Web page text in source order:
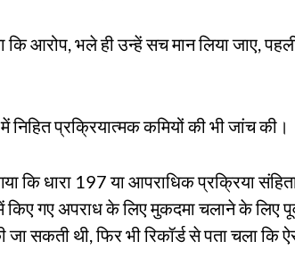
कि आरोप, भले ही उन्हें सच मान लिया जाए,
निहित प्रक्रियात्मक कमियों की भी जांच की।
कि धारा 197 या आपराधिक प्रक्रिया
किए गए अपराध के लिए मुकदमा चलाने के लिए
सकती थी, फिर भी रिकॉर्ड से पता चला कि